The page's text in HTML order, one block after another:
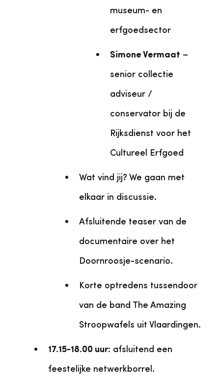
museum- en
erfgoedsector
Simone Vermaat –
senior collectie
adviseur /
conservator bij de
Rijksdienst voor het
Cultureel Erfgoed
Wat vind jij? We gaan met
elkaar in discussie.
Afsluitende teaser van de
documentaire over het
Doornroosje-scenario.
Korte optredens tussendoor
van de band The Amazing
Stroopwafels uit Vlaardingen.
17.15-18.00 uur: afsluitend een
feestelijke netwerkborrel.